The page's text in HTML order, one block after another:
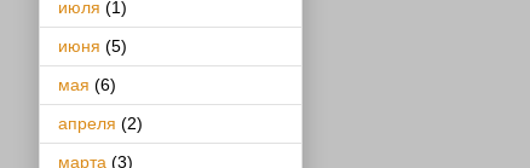
июля (1)
июня (5)
мая (6)
апреля (2)
марта (3)